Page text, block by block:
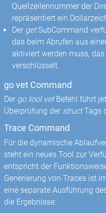
Quellzeilennummer der
repräsentiert ein
Der getSubCommand
das beim Abrufen aus
aktiviert werden muss,
verschlüsselt.
go vet Command
Der go tool vetBefehl führt
Überprüfung der structTags
Trace Command
Für die dynamische
steht ein neues Tool zur
entspricht der
Generierung von Traces ist
eine separate Ausführung
die Ergebnisse: